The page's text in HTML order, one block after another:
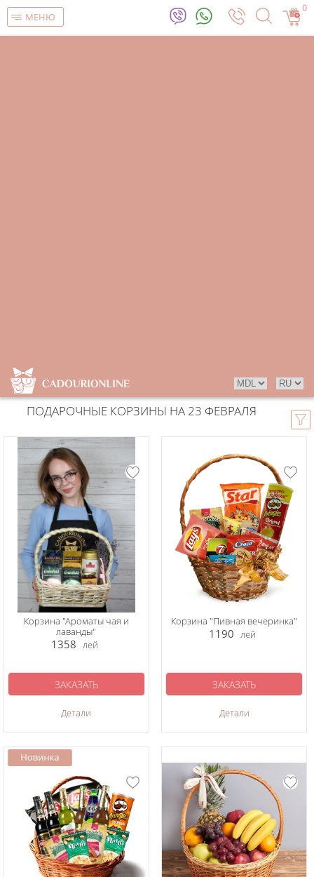
МЕНЮ
0
ПОДАРОЧНЫЕ КОРЗИНЫ НА 23 ФЕВРАЛЯ
Корзина "Ароматы чая и
лаванды"
1358 лей
Детали
ЗАКАЗАТЬ
Корзина "Пивная вечеринка"
1190 лей
Детали
ЗАКАЗАТЬ